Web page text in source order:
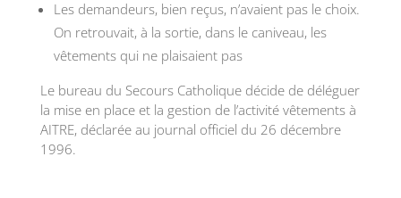
Les demandeurs, bien reçus, n’avaient pas le choix.
On retrouvait, à la sortie, dans le caniveau, les
vêtements qui ne plaisaient pas
Le bureau du Secours Catholique décide de déléguer
la mise en place et la gestion de l’activité vêtements à
AITRE, déclarée au journal officiel du 26 décembre
1996.